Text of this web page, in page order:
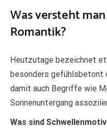
Was versteht
Romantik?
Heutzutage bezeichnet
besonders gefühlsbetont
damit auch Begriffe wie
Sonnenuntergang
Was sind